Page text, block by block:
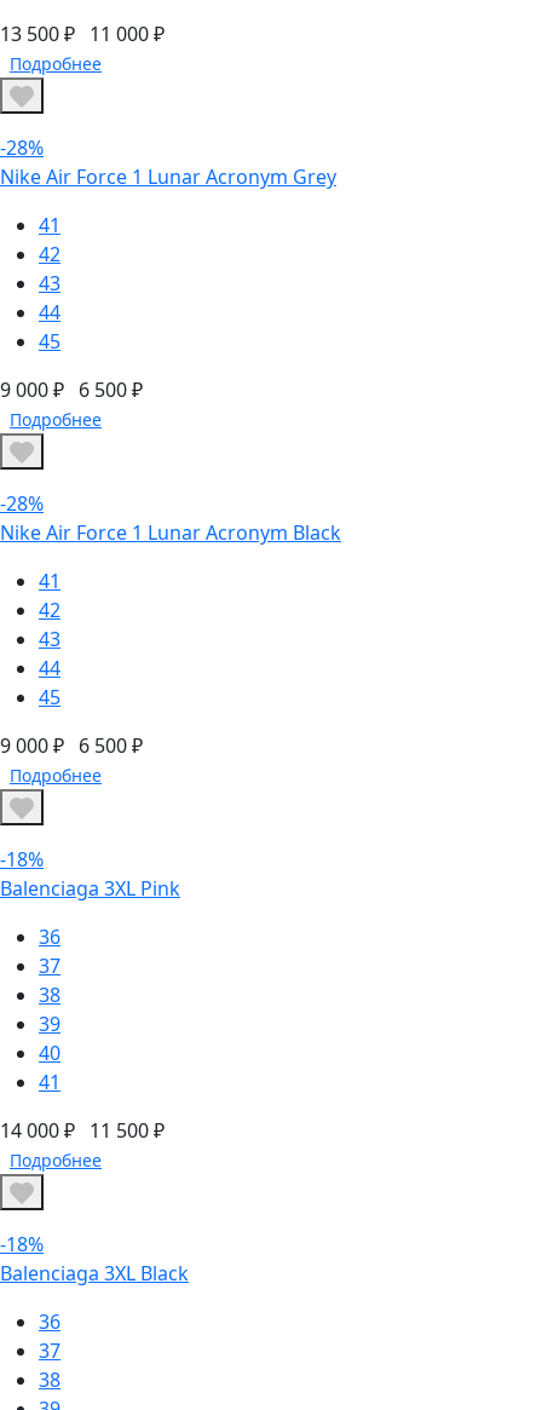
13 500 ₽ 11 000 ₽
Подробнее
-28%
Nike Air Force 1 Lunar Acronym Grey
41
42
43
44
45
9 000 ₽ 6 500 ₽
Подробнее
-28%
Nike Air Force 1 Lunar Acronym Black
41
42
43
44
45
9 000 ₽ 6 500 ₽
Подробнее
-18%
Balenciaga 3XL Pink
36
37
38
39
40
41
14 000 ₽ 11 500 ₽
Подробнее
-18%
Balenciaga 3XL Black
36
37
38